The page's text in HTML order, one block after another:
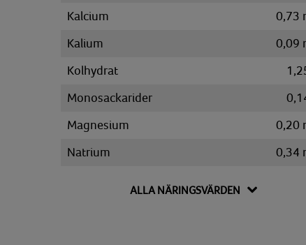
Kalcium
0,73
Kalium
0,09
Kolhydrat
Monosackarider
Magnesium
0,20
Natrium
0,34
ALLA NÄRINGSVÄRDEN